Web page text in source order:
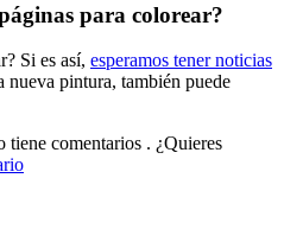
para colorear?
Si es así, esperamos tener noticias
nueva pintura, también puede
tiene comentarios . ¿Quieres